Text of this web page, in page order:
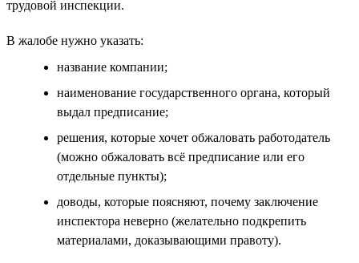
трудовой инспекции.
В жалобе нужно указать:
название компании;
наименование государственного органа, который
выдал предписание;
решения, которые хочет обжаловать работодатель
(можно обжаловать всё предписание или его
отдельные пункты);
доводы, которые поясняют, почему заключение
инспектора неверно (желательно подкрепить
материалами, доказывающими правоту).